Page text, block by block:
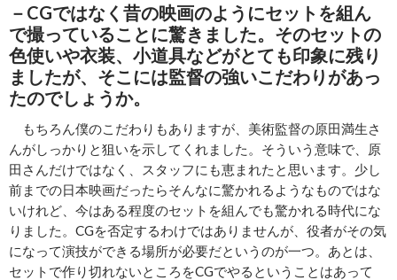
－CGではなく昔の映画のようにセットを組ん
で撮っていることに驚きました。そのセットの
色使いや衣装、小道具などがとても印象に残り
ましたが、そこには監督の強いこだわりがあっ
たのでしょうか。
もちろん僕のこだわりもありますが、美術監督の原田満生さ
んがしっかりと狙いを示してくれました。そういう意味で、原
田さんだけではなく、スタッフにも恵まれたと思います。少し
前までの日本映画だったらそんなに驚かれるようなものではな
いけれど、今はある程度のセットを組んでも驚かれる時代にな
りました。CGを否定するわけではありませんが、役者がその気
になって演技ができる場所が必要だというのが一つ。あとは、
セットで作り切れないところをCGでやるということはあって